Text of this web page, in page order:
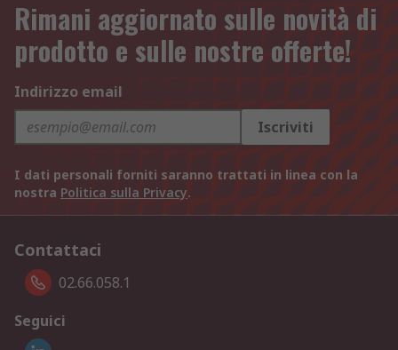
Rimani aggiornato sulle novità di
prodotto e sulle nostre offerte!
Indirizzo email
Iscriviti
I dati personali forniti saranno trattati in linea con la
nostra Politica sulla Privacy.
Contattaci
02.66.058.1
Seguici